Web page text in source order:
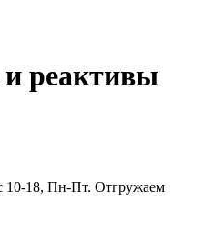
и реактивы
10-18, Пн-Пт. Отгружаем